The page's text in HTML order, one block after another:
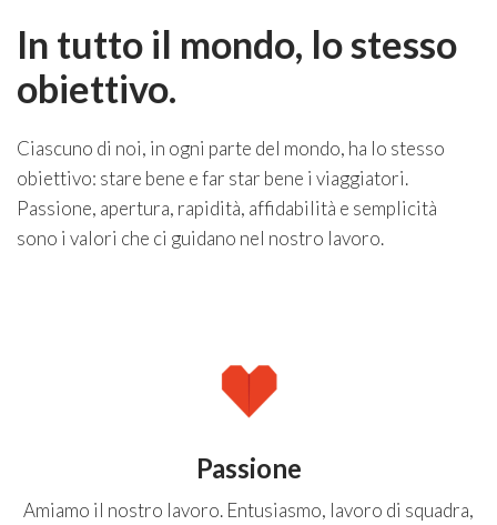
In tutto il mondo, lo stesso
obiettivo.
Ciascuno di noi, in ogni parte del mondo, ha lo stesso
obiettivo: stare bene e far star bene i viaggiatori.
Passione, apertura, rapidità, affidabilità e semplicità
sono i valori che ci guidano nel nostro lavoro.
Passione
Amiamo il nostro lavoro. Entusiasmo, lavoro di squadra,